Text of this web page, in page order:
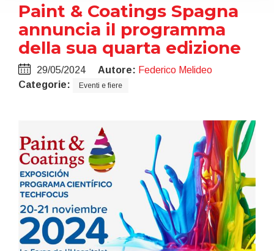
Paint & Coatings Spagna
annuncia il programma
della sua quarta edizione
29/05/2024 Autore: Federico Melideo
Categorie:
Eventi e fiere